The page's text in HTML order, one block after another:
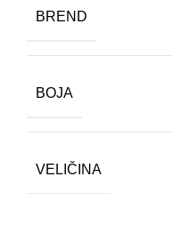
BREND
BOJA
VELIČINA